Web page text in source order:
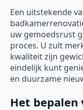
Een uitstekende
uw gemoedsrust
proces. U zult
kwaliteit zijn
eindelijk kunt
en duurzame
Het bepalen